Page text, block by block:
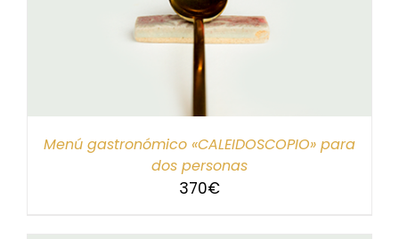
Menú gastronómico «CALEIDOSCOPIO» para
dos personas
370€